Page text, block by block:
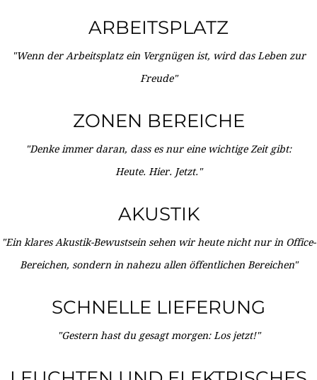
ARBEITSPLATZ
"Wenn der Arbeitsplatz ein Vergnügen ist, wird das Leben zur
Freude"
ZONEN BEREICHE
"Denke immer daran, dass es nur eine wichtige Zeit gibt:
Heute. Hier. Jetzt."
AKUSTIK
"Ein klares Akustik-Bewustsein sehen wir heute nicht nur in Office-
Bereichen, sondern in nahezu allen öffentlichen Bereichen"
SCHNELLE LIEFERUNG
"Gestern hast du gesagt morgen: Los jetzt!"